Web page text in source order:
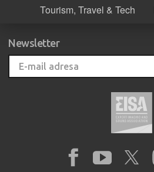
Tourism, Travel & Tech
Newsletter